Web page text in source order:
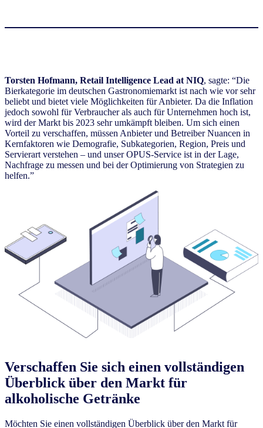
Torsten Hofmann, Retail Intelligence Lead at NIQ, sagte: “Die
Bierkategorie im deutschen Gastronomiemarkt ist nach wie vor sehr
beliebt und bietet viele Möglichkeiten für Anbieter. Da die Inflation
jedoch sowohl für Verbraucher als auch für Unternehmen hoch ist,
wird der Markt bis 2023 sehr umkämpft bleiben. Um sich einen
Vorteil zu verschaffen, müssen Anbieter und Betreiber Nuancen in
Kernfaktoren wie Demografie, Subkategorien, Region, Preis und
Servierart verstehen – und unser OPUS-Service ist in der Lage,
Nachfrage zu messen und bei der Optimierung von Strategien zu
helfen.”
Verschaffen Sie sich einen vollständigen
Überblick über den Markt für
alkoholische Getränke
Möchten Sie einen vollständigen Überblick über den Markt für